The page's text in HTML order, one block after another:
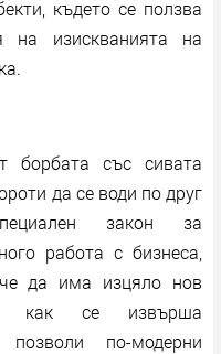
където се ползва
на изискванията на
борбата със сивата
да се води по друг
закон за
работа с бизнеса,
да има изцяло нов
как се извърша
по-модерни